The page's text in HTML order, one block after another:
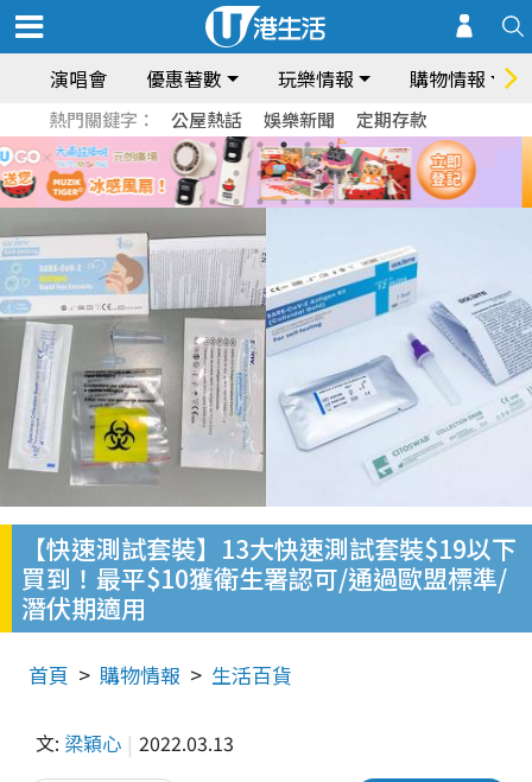
演唱會 優惠著數 玩樂情報 購物情報
熱門關鍵字： 公屋熱話 娛樂新聞 定期存款
【快速測試套裝】13大快速測試套裝$19以下
買到！最平$10獲衛生署認可/通過歐盟標準/
潛伏期適用
首頁 購物情報 生活百貨
文: 梁穎心 2022.03.13